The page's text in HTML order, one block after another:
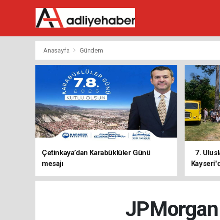
Anasayfa Gündem
Çetinkaya’dan Karabüklüler Günü
mesajı
7.